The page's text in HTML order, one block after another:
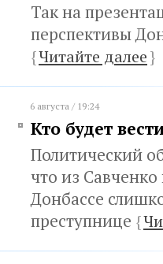
Так на
перспективы
{Читайте далее}
6 августа / 19:24
Кто будет
Политический
что из
Донбассе
преступнице {